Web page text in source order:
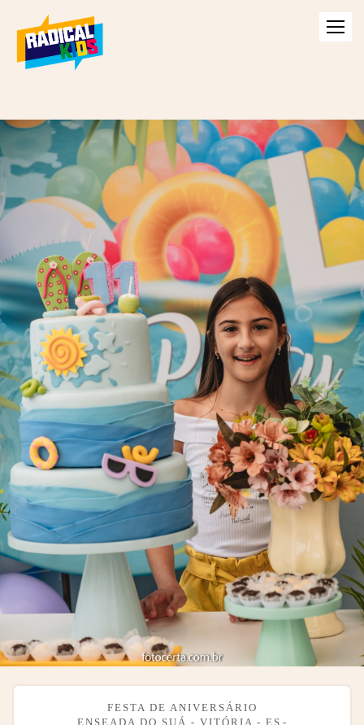
FESTA DE ANIVERSÁRIO
ENSEADA DO SUÁ - VITÓRIA - ES